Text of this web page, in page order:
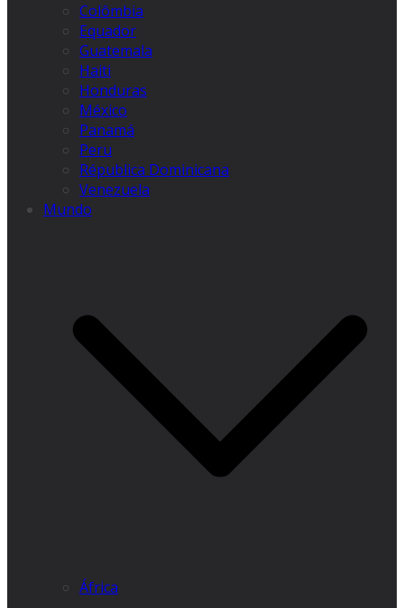
Colômbia
Equador
Guatemala
Haiti
Honduras
México
Panamá
Peru
Républica Dominicana
Venezuela
Mundo
África